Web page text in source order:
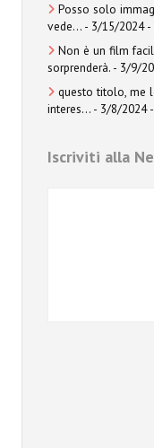
Posso solo
vede... - 3/15/2024-
Non è un film
sorprenderà. - 3/9/
questo titolo, me
interes... - 3/8/2024-
Iscriviti alla